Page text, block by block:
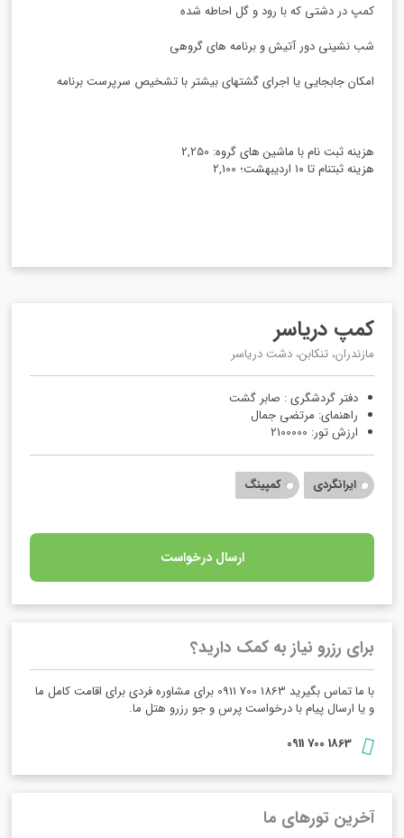
کمپ در دشتی که با رود و گل احاطه شده
شب نشینی دور آتیش و برنامه های گروهی
امکان جابجایی یا اجرای گشتهای بیشتر با تشخیص سرپرست برنامه
هزینه ثبت نام با ماشین های گروه: 2,250
هزینه ثبتنام تا ۱۰ اردیبهشت؛ 2,100
کمپ دریاسر
مازندران، تنکابن، دشت دریاسر
دفتر گردشگری : صابر گشت
راهنمای: مرتضی جمال
ارزش تور: 2100000
ایرانگردی کمپینگ
ارسال درخواست
برای رزرو نیاز به کمک دارید؟
با ما تماس بگیرید 1863 700 0911 برای مشاوره فردی برای اقامت کامل ما
و یا ارسال پیام با درخواست پرس و جو رزرو هتل ما.
1863 700 0911
آخرین تورهای ما